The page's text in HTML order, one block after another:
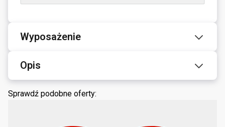
Wyposażenie
Opis
Sprawdź podobne oferty: